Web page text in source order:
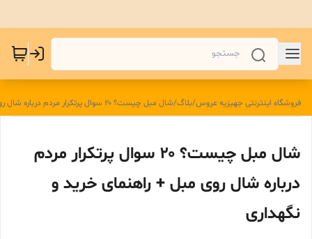
فروشگاه اینترنتی جهیزیه عروس/بلاگ/شال مبل چیست؟ ۲۰ سوال پرتکرار مردم درباره شال روی مبل + راهنمای خرید و نگهداری
شال مبل چیست؟ ۲۰ سوال پرتکرار مردم
درباره شال روی مبل + راهنمای خرید و
نگهداری